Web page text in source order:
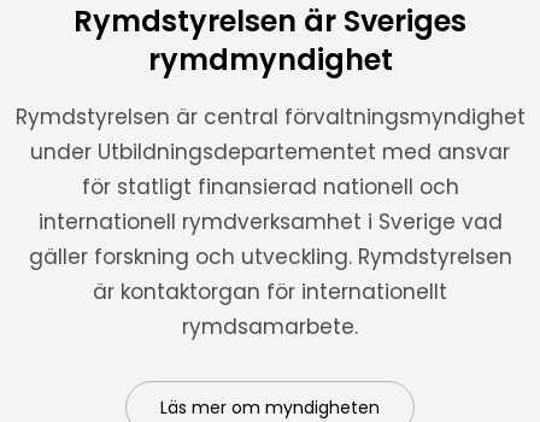
Rymdstyrelsen är Sveriges
rymdmyndighet
Rymdstyrelsen är central förvaltningsmyndighet
under Utbildningsdepartementet med ansvar
för statligt finansierad nationell och
internationell rymdverksamhet i Sverige vad
gäller forskning och utveckling. Rymdstyrelsen
är kontaktorgan för internationellt
rymdsamarbete.
Läs mer om myndigheten